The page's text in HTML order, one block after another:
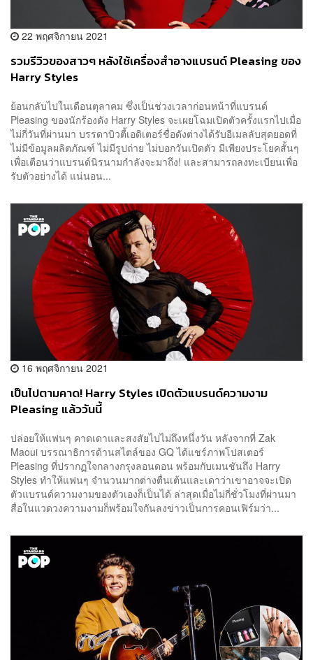
22 พฤศจิกายน 2021
รวมรีวิวของสาวๆ หลังใช้เครื่องสำอางแบรนด์ Pleasing ของ
Harry Styles
ย้อนกลับไปในเดือนตุลาคม ซึ่งเป็นช่วงเวลาก่อนหน้าที่แบรนด์
Pleasing ของนักร้องดัง Harry Styles จะเผยโฉมเปิดตัวครั้งแรกไปเมื่อ
ไม่กี่วันที่ผ่านมา บรรดาบิวตี้เอดิเตอร์ชื่อดังต่างได้รับอีเมลลับสุดยอดที่
ไม่มีข้อมูลผลิตภัณฑ์ ไม่มีรูปถ่าย ไม่บอกวันเปิดตัว มีเพียงประโยคสั้นๆ
เพื่อเตือนว่าแบรนด์นิรนามกำลังจะมาถึง! และสามารถลงทะเบียนเพื่อ
รับตัวอย่างได้ แน่นอน...
16 พฤศจิกายน 2021
เป็นไปตามคาด! Harry Styles เปิดตัวแบรนด์ความงาม
Pleasing แล้ววันนี้
ปล่อยให้แฟนๆ คาดเดาและสงสัยไปไม่ถึงหนึ่งวัน หลังจากที่ Zak
Maoui บรรณาธิการด้านสไตล์ของ GQ ได้แชร์ภาพโปสเตอร์
Pleasing ที่ปรากฏใจกลางกรุงลอนดอน พร้อมกับเมนชันถึง Harry
Styles ทำให้แฟนๆ จำนวนมากต่างตื่นเต้นและเดาว่าเขาอาจจะเปิด
ตัวแบรนด์ความงามของตัวเองก็เป็นได้ ล่าสุดเมื่อไม่กี่ชั่วโมงที่ผ่านมา
สื่อในแวดวงความงามก็พร้อมใจกันลงข่าวเป็นการคอนเฟิร์มว่า...